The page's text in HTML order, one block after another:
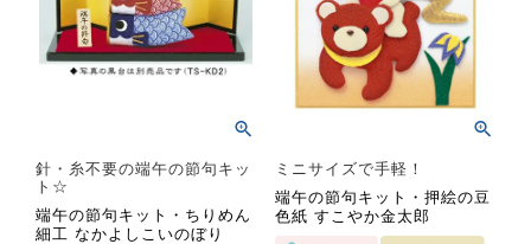
針・糸不要の端午の節句キッ
ト☆
端午の節句キット・ちりめん
細工 なかよしこいのぼり
ミニサイズで手軽！
端午の節句キット・押絵の豆
色紙 すこやか金太郎